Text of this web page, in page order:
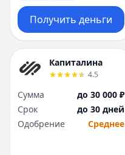
Получить деньги
Капиталина
4.5
Сумма
до 30 000 ₽
Срок
до 30 дней
Одобрение
Среднее